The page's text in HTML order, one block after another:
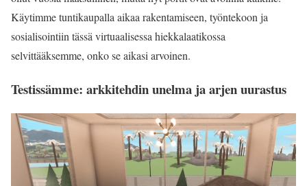
Käytimme tuntikaupalla aikaa rakentamiseen, työntekoon ja
sosialisointiin tässä virtuaalisessa hiekkalaatikossa
selvittääksemme, onko se aikasi arvoinen.
Testissämme: arkkitehdin unelma ja arjen uurastus